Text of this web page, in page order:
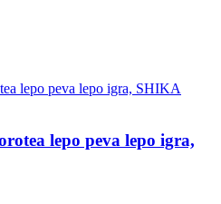
lepo peva lepo igra,